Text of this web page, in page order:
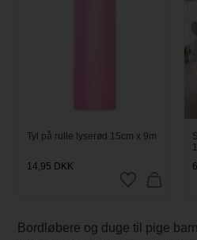
Tyl på rulle lyserød 15cm x 9m
14,95 DKK
Bordløbere og duge til pige